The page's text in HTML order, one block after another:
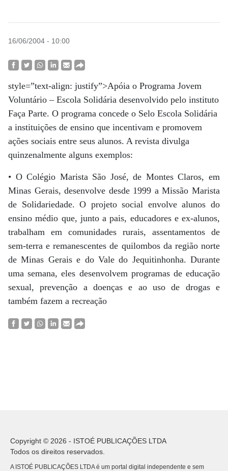
16/06/2004 - 10:00
style=”text-align: justify”>Apóia o Programa Jovem
Voluntário – Escola Solidária desenvolvido pelo instituto
Faça Parte. O programa concede o Selo Escola Solidária
a instituições de ensino que incentivam e promovem
ações sociais entre seus alunos. A revista divulga
quinzenalmente alguns exemplos:
• O Colégio Marista São José, de Montes Claros, em
Minas Gerais, desenvolve desde 1999 a Missão Marista
de Solidariedade. O projeto social envolve alunos do
ensino médio que, junto a pais, educadores e ex-alunos,
trabalham em comunidades rurais, assentamentos de
sem-terra e remanescentes de quilombos da região norte
de Minas Gerais e do Vale do Jequitinhonha. Durante
uma semana, eles desenvolvem programas de educação
sexual, prevenção a doenças e ao uso de drogas e
também fazem a recreação
Copyright © 2026 - ISTOÉ PUBLICAÇÕES LTDA
Todos os direitos reservados.
A ISTOÉ PUBLICAÇÕES LTDA é um portal digital independente e sem